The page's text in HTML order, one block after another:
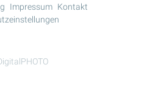
Impressum Kontakt